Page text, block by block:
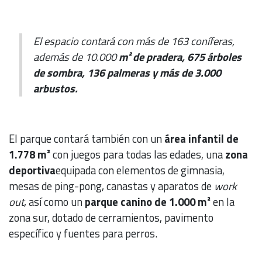
El espacio contará con más de 163 coníferas,
además de 10.000m² de pradera, 675 árboles
de sombra, 136 palmeras y más de 3.000
arbustos.
El parque contará también con unárea infantil de
1.778 m²con juegos para todas las edades, unazona
deportivaequipada con elementos de gimnasia,
mesas de ping-pong, canastas y aparatos de work
out, así como unparque canino de 1.000 m²en la
zona sur, dotado de cerramientos, pavimento
específico y fuentes para perros.